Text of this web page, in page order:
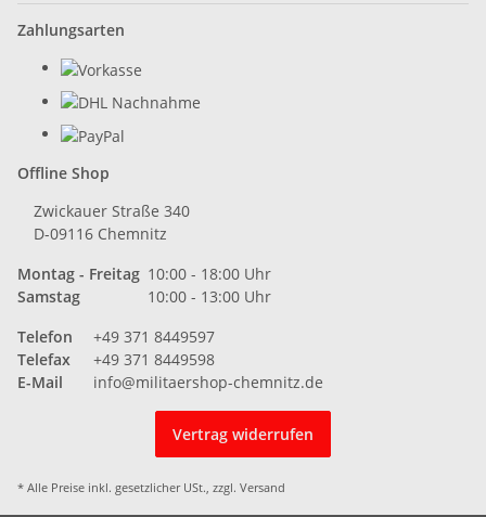
Zahlungsarten
Offline Shop
Zwickauer Straße 340
D-09116 Chemnitz
Montag - Freitag 10:00 - 18:00 Uhr
Samstag
10:00 - 13:00 Uhr
Telefon
+49 371 8449597
Telefax
+49 371 8449598
E-Mail
info@militaershop-chemnitz.de
Vertrag widerrufen
* Alle Preise inkl. gesetzlicher USt., zzgl. Versand